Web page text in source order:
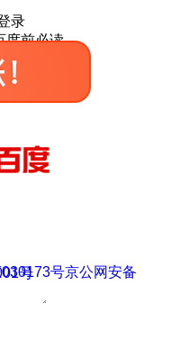
录
度前必读
号
号